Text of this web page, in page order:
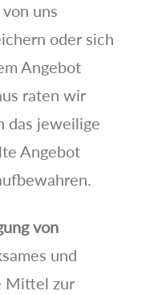
uns
oder sich
Angebot
raten wir
das jeweilige
Angebot
von
und
Mittel zur